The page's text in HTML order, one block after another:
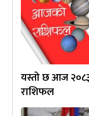
यस्तो छ आज
राशिफल